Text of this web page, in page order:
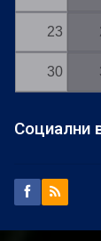
23
30
Социални